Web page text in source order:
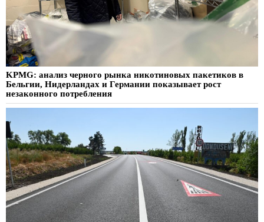
KPMG: анализ черного рынка никотиновых пакетиков в
Бельгии, Нидерландах и Германии показывает рост
незаконного потребления